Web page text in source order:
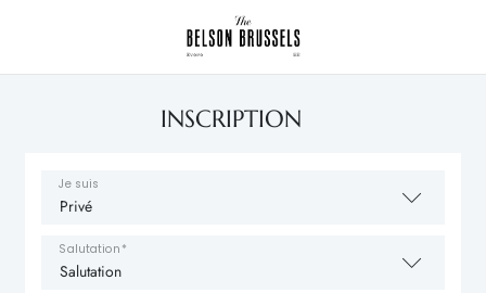
INSCRIPTION
Je suis
Salutation